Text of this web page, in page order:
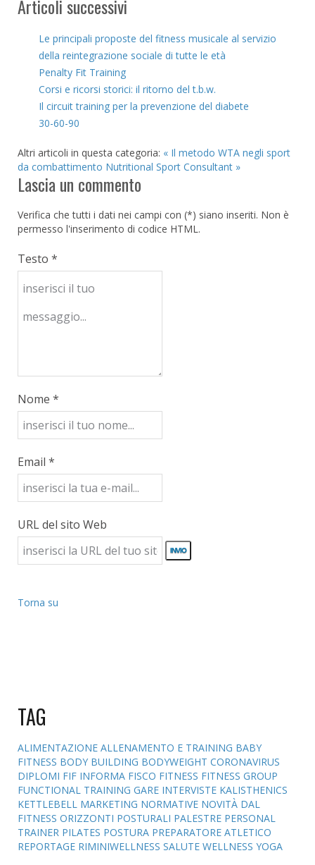
Articoli successivi
Le principali proposte del fitness musicale al servizio
della reintegrazione sociale di tutte le età
Penalty Fit Training
Corsi e ricorsi storici: il ritorno del t.b.w.
Il circuit training per la prevenzione del diabete
30-60-90
Altri articoli in questa categoria: « Il metodo WTA negli sport
da combattimento Nutritional Sport Consultant »
Lascia un commento
Verifica che tutti i dati nei campi con (*) siano inseriti. Non è
permesso l'inserimento di codice HTML.
Testo *
Nome *
Email *
URL del sito Web
Torna su
TAG
ALIMENTAZIONE ALLENAMENTO E TRAINING BABY
FITNESS BODY BUILDING BODYWEIGHT CORONAVIRUS
DIPLOMI FIF INFORMA FISCO FITNESS FITNESS GROUP
FUNCTIONAL TRAINING GARE INTERVISTE KALISTHENICS
KETTLEBELL MARKETING NORMATIVE NOVITÀ DAL
FITNESS ORIZZONTI POSTURALI PALESTRE PERSONAL
TRAINER PILATES POSTURA PREPARATORE ATLETICO
REPORTAGE RIMINIWELLNESS SALUTE WELLNESS YOGA